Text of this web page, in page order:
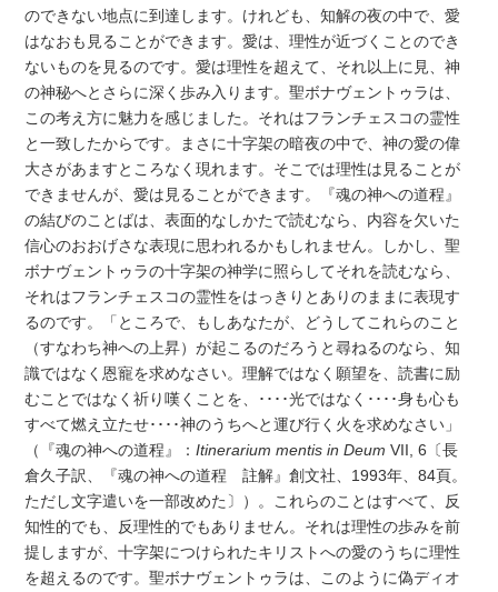
のできない地点に到達します。けれども、知解の夜の中で、愛
はなおも見ることができます。愛は、理性が近づくことのでき
ないものを見るのです。愛は理性を超えて、それ以上に見、神
の神秘へとさらに深く歩み入ります。聖ボナヴェントゥラは、
この考え方に魅力を感じました。それはフランチェスコの霊性
と一致したからです。まさに十字架の暗夜の中で、神の愛の偉
大さがあますところなく現れます。そこでは理性は見ることが
できませんが、愛は見ることができます。『魂の神への道程』
の結びのことばは、表面的なしかたで読むなら、内容を欠いた
信心のおおげさな表現に思われるかもしれません。しかし、聖
ボナヴェントゥラの十字架の神学に照らしてそれを読むなら、
それはフランチェスコの霊性をはっきりとありのままに表現す
るのです。「ところで、もしあなたが、どうしてこれらのこと
（すなわち神への上昇）が起こるのだろうと尋ねるのなら、知
識ではなく恩寵を求めなさい。理解ではなく願望を、読書に励
むことではなく祈り嘆くことを、････光ではなく････身も心も
すべて燃え立たせ････神のうちへと運び行く火を求めなさい」
（『魂の神への道程』：Itinerarium mentis in Deum VII, 6〔長
倉久子訳、『魂の神への道程 註解』創文社、1993年、84頁。
ただし文字遣いを一部改めた〕）。これらのことはすべて、反
知性的でも、反理性的でもありません。それは理性の歩みを前
提しますが、十字架につけられたキリストへの愛のうちに理性
を超えるのです。聖ボナヴェントゥラは、このように偽ディオ